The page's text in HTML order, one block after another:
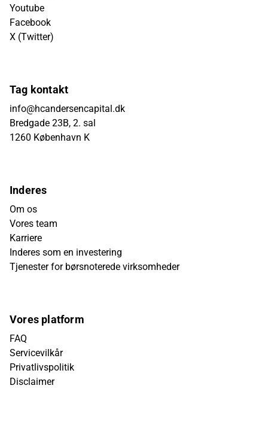
Youtube
Facebook
X (Twitter)
Tag kontakt
info@hcandersencapital.dk
Bredgade 23B, 2. sal
1260 København K
Inderes
Om os
Vores team
Karriere
Inderes som en investering
Tjenester for børsnoterede virksomheder
Vores platform
FAQ
Servicevilkår
Privatlivspolitik
Disclaimer